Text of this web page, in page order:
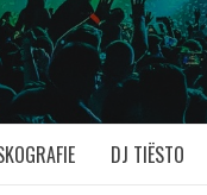
DJ TIËSTO